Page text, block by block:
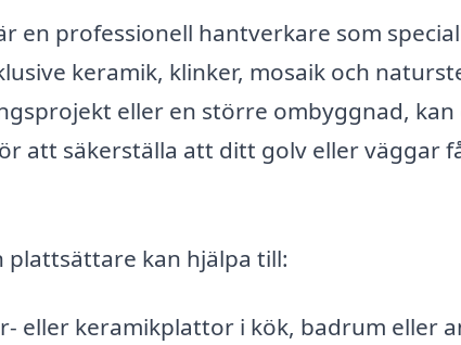
en professionell hantverkare som
keramik, klinker, mosaik och
eller en större ombyggnad, kan
att säkerställa att ditt golv eller väggar
plattsättare kan hjälpa till:
eller keramikplattor i kök, badrum eller